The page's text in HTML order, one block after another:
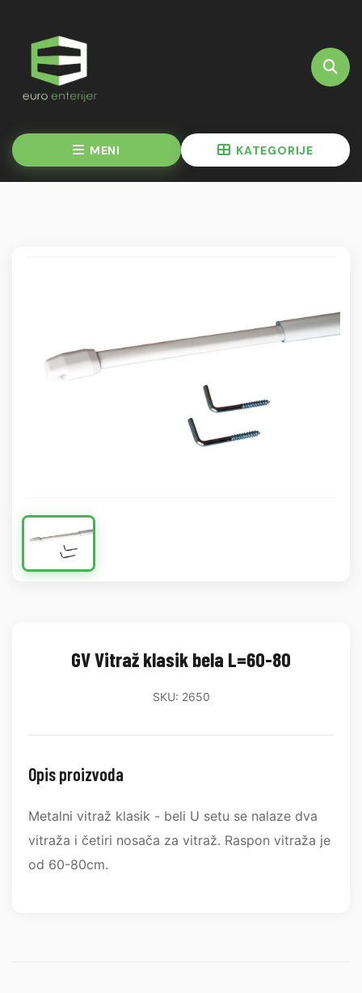
MENI KATEGORIJE
GV Vitraž klasik bela L=60-80
SKU: 2650
Opis proizvoda
Metalni vitraž klasik - beli U setu se nalaze dva
vitraža i četiri nosača za vitraž. Raspon vitraža je
od 60-80cm.